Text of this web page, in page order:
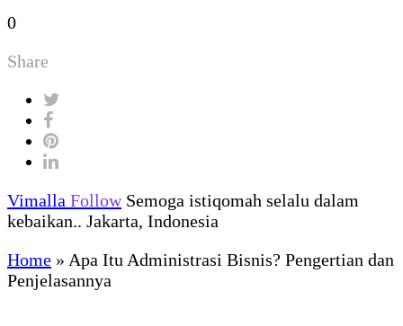
0
Share
Vimalla Follow Semoga istiqomah selalu dalam
kebaikan.. Jakarta, Indonesia
Home » Apa Itu Administrasi Bisnis? Pengertian dan
Penjelasannya